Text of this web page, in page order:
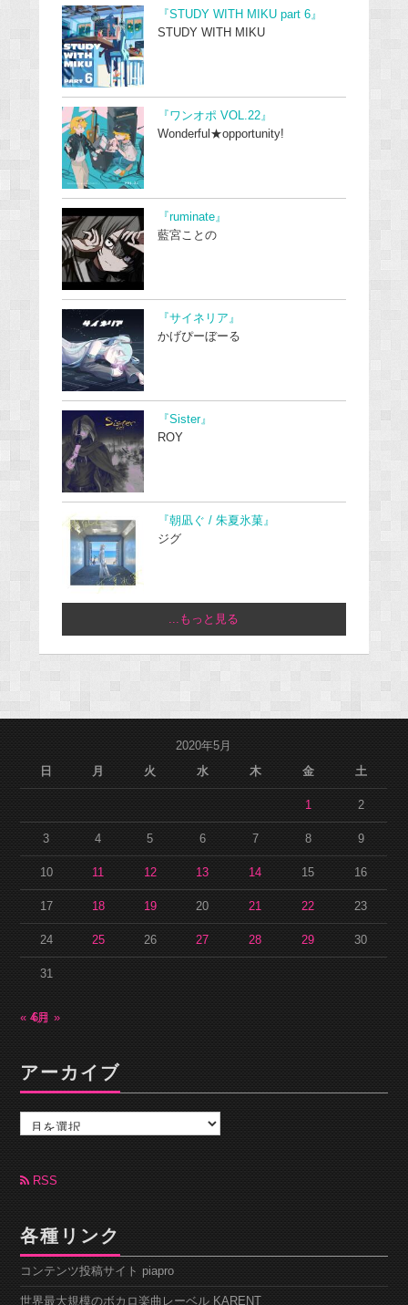
『STUDY WITH MIKU part 6』
STUDY WITH MIKU
『ワンオポ VOL.22』
Wonderful★opportunity!
『ruminate』
藍宮ことの
『サイネリア』
かげぴーぼーる
『Sister』
ROY
『朝凪ぐ / 朱夏氷菓』
ジグ
...もっと見る
2020年5月
日
月 火 水 木 金 土
1 2
3 4 5 6 7 8 9
10 11 12 13 14 15 16
17 18 19 20 21 22 23
24 25 26 27 28 29 30
31
« 4月6月 »
アーカイブ
カ
ブ RSS
各種リンク
コンテンツ投稿サイト piapro
世界最大規模のボカロ楽曲レーベル KARENT